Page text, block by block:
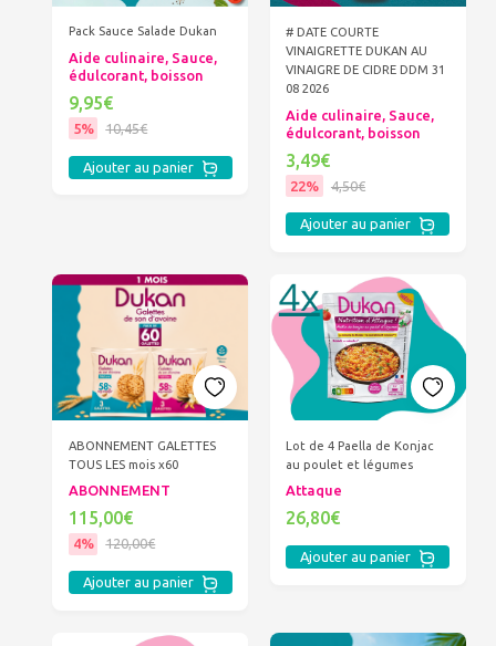
Pack Sauce Salade Dukan
Aide culinaire, Sauce,
édulcorant, boisson
9,95€
5% 10,45€
Ajouter au panier
# DATE COURTE
VINAIGRETTE DUKAN AU
VINAIGRE DE CIDRE DDM 31
08 2026
Aide culinaire, Sauce,
édulcorant, boisson
3,49€
22% 4,50€
Ajouter au panier
ABONNEMENT GALETTES
TOUS LES mois x60
ABONNEMENT
115,00€
4% 120,00€
Ajouter au panier
Lot de 4 Paella de Konjac
au poulet et légumes
Attaque
26,80€
Ajouter au panier